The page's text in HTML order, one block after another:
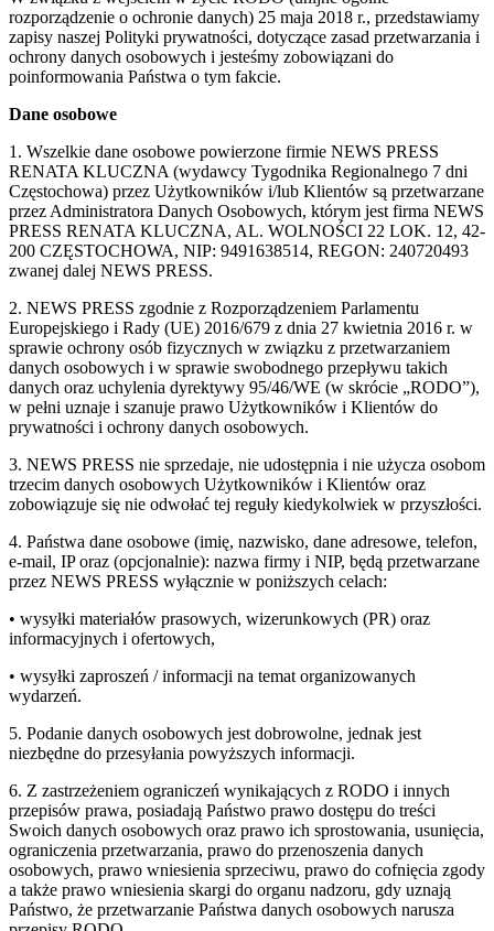
rozporządzenie o ochronie danych) 25 maja 2018 r., przedstawiamy
zapisy naszej Polityki prywatności, dotyczące zasad przetwarzania i
ochrony danych osobowych i jesteśmy zobowiązani do
poinformowania Państwa o tym fakcie.
Dane osobowe
1. Wszelkie dane osobowe powierzone firmie NEWS PRESS
RENATA KLUCZNA (wydawcy Tygodnika Regionalnego 7 dni
Częstochowa) przez Użytkowników i/lub Klientów są przetwarzane
przez Administratora Danych Osobowych, którym jest firma NEWS
PRESS RENATA KLUCZNA, AL. WOLNOŚCI 22 LOK. 12, 42-
200 CZĘSTOCHOWA, NIP: 9491638514, REGON: 240720493
zwanej dalej NEWS PRESS.
2. NEWS PRESS zgodnie z Rozporządzeniem Parlamentu
Europejskiego i Rady (UE) 2016/679 z dnia 27 kwietnia 2016 r. w
sprawie ochrony osób fizycznych w związku z przetwarzaniem
danych osobowych i w sprawie swobodnego przepływu takich
danych oraz uchylenia dyrektywy 95/46/WE (w skrócie „RODO”),
w pełni uznaje i szanuje prawo Użytkowników i Klientów do
prywatności i ochrony danych osobowych.
3. NEWS PRESS nie sprzedaje, nie udostępnia i nie użycza osobom
trzecim danych osobowych Użytkowników i Klientów oraz
zobowiązuje się nie odwołać tej reguły kiedykolwiek w przyszłości.
4. Państwa dane osobowe (imię, nazwisko, dane adresowe, telefon,
e-mail, IP oraz (opcjonalnie): nazwa firmy i NIP, będą przetwarzane
przez NEWS PRESS wyłącznie w poniższych celach:
• wysyłki materiałów prasowych, wizerunkowych (PR) oraz
informacyjnych i ofertowych,
• wysyłki zaproszeń / informacji na temat organizowanych
wydarzeń.
5. Podanie danych osobowych jest dobrowolne, jednak jest
niezbędne do przesyłania powyższych informacji.
6. Z zastrzeżeniem ograniczeń wynikających z RODO i innych
przepisów prawa, posiadają Państwo prawo dostępu do treści
Swoich danych osobowych oraz prawo ich sprostowania, usunięcia,
ograniczenia przetwarzania, prawo do przenoszenia danych
osobowych, prawo wniesienia sprzeciwu, prawo do cofnięcia zgody
a także prawo wniesienia skargi do organu nadzoru, gdy uznają
Państwo, że przetwarzanie Państwa danych osobowych narusza